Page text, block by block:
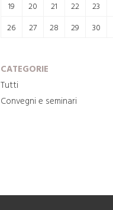
19
20 21 22 23
26
27 28 29 30
CATEGORIE
Tutti
Convegni e seminari